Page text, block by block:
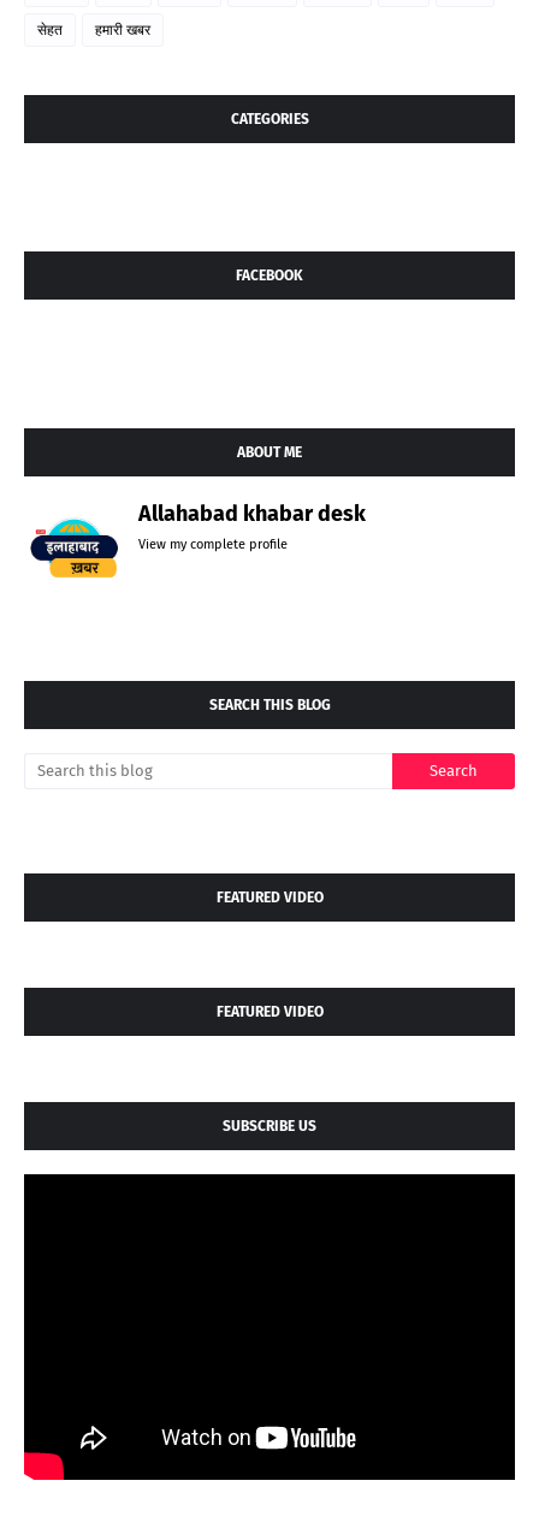
सेहत हमारी खबर
CATEGORIES
FACEBOOK
ABOUT ME
Allahabad khabar desk
View my complete profile
SEARCH THIS BLOG
FEATURED VIDEO
FEATURED VIDEO
SUBSCRIBE US